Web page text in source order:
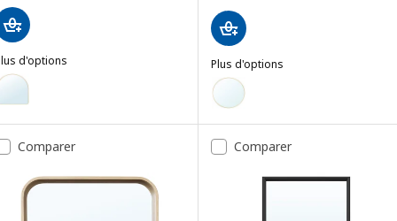
d'options
: LINDBYN, Miroir, couleur or, 80x80 cm
Plus d'options
LINDBYN
Option : LINDBYN, Miroir,
Comparer Comparer